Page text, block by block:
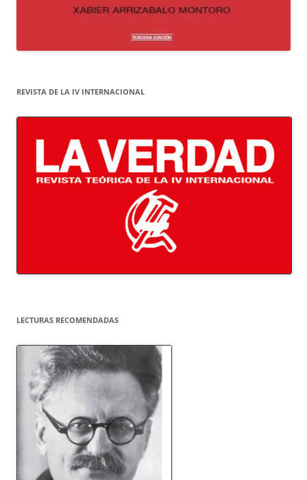
REVISTA DE LA IV INTERNACIONAL
LECTURAS RECOMENDADAS